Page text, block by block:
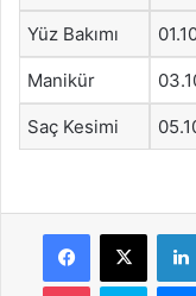
Yüz Bakımı
Manikür
Saç Kesimi
Facebook
X
Pocket Skype